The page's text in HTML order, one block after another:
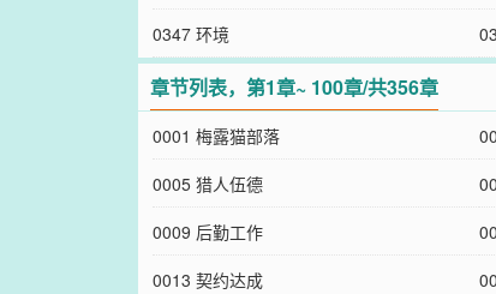
0347 环境
章节列表，第1章~ 100章/共356章
0001 梅露猫部落
0005 猎人伍德
0009 后勤工作
0013 契约达成